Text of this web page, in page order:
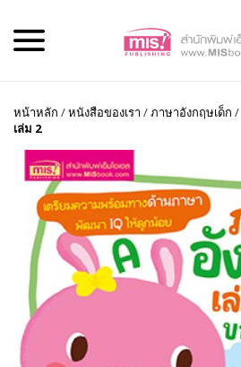
หน้าหลัก /หนังสือของเรา /ภาษาอังกฤษเด็ก /
เล่ม 2